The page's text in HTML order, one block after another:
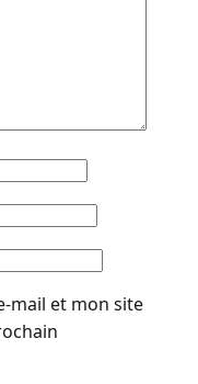
mail et mon site